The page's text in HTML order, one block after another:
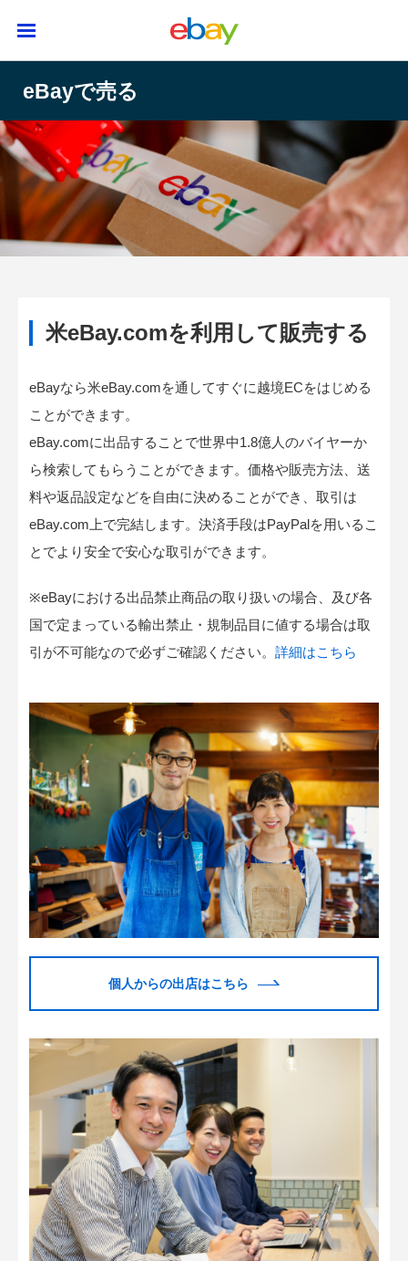
eBayで売る
米eBay.comを利用して販売する
eBayなら米eBay.comを通してすぐに越境ECをはじめる
ことができます。
eBay.comに出品することで世界中1.8億人のバイヤーか
ら検索してもらうことができます。価格や販売方法、送
料や返品設定などを自由に決めることができ、取引は
eBay.com上で完結します。決済手段はPayPalを用いるこ
とでより安全で安心な取引ができます。
※eBayにおける出品禁止商品の取り扱いの場合、及び各
国で定まっている輸出禁止・規制品目に値する場合は取
引が不可能なので必ずご確認ください。 詳細はこちら
個人からの出店はこちら